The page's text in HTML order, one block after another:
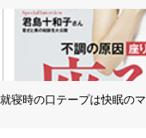
就寝時の口テープは快眠の